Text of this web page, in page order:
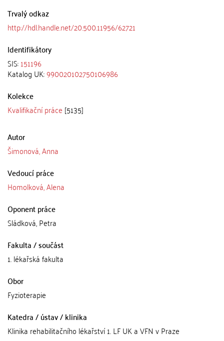
Trvalý odkaz
http://hdl.handle.net/20.500.11956/62721
Identifikátory
SIS:151196
Katalog UK:990020102750106986
Kolekce
Kvalifikační práce [5135]
Autor
Šimonová, Anna
Vedoucí práce
Homolková, Alena
Oponent práce
Sládková, Petra
Fakulta / součást
1. lékařská fakulta
Obor
Fyzioterapie
Katedra / ústav / klinika
Klinika rehabilitačního lékařství 1. LF UK a VFN v Praze